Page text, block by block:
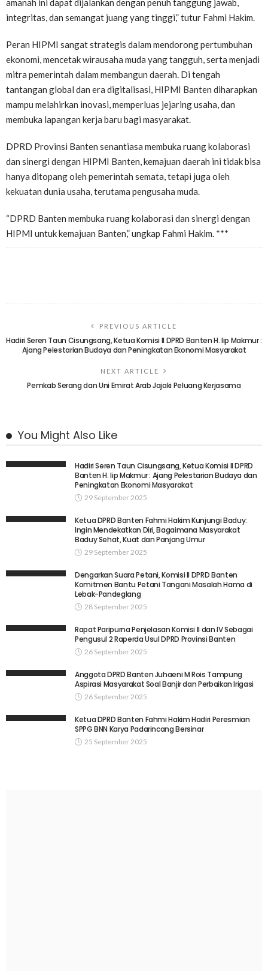
amanah ini dapat dijalankan dengan penuh tanggung jawab,
integritas, dan semangat juang yang tinggi,” tutur Fahmi Hakim.
Peran HIPMI sangat strategis dalam mendorong pertumbuhan
ekonomi, mencetak wirausaha muda yang tangguh, serta menjadi
mitra pemerintah dalam membangun daerah. Di tengah
tantangan global dan era digitalisasi, HIPMI Banten diharapkan
mampu melahirkan inovasi, memperluas jejaring usaha, dan
membuka lapangan kerja baru bagi masyarakat.
DPRD Provinsi Banten senantiasa membuka ruang kolaborasi
dan sinergi dengan HIPMI Banten, kemajuan daerah ini tidak bisa
hanya ditopang oleh pemerintah semata, tetapi juga oleh
kekuatan dunia usaha, terutama pengusaha muda.
“DPRD Banten membuka ruang kolaborasi dan sinergi dengan
HIPMI untuk kemajuan Banten,” ungkap Fahmi Hakim. ***
PREVIOUS ARTICLE
Hadiri Seren Taun Cisungsang, Ketua Komisi II DPRD Banten H. Iip Makmur :
Ajang Pelestarian Budaya dan Peningkatan Ekonomi Masyarakat
NEXT ARTICLE
Pemkab Serang dan Uni Emirat Arab Jajaki Peluang Kerjasama
You Might Also Like
Hadiri Seren Taun Cisungsang, Ketua Komisi II DPRD
Banten H. Iip Makmur : Ajang Pelestarian Budaya dan
Peningkatan Ekonomi Masyarakat
29 September 2025
Ketua DPRD Banten Fahmi Hakim Kunjungi Baduy:
Ingin Mendekatkan Diri, Bagaimana Masyarakat
Baduy Sehat, Kuat dan Panjang Umur
29 September 2025
Dengarkan Suara Petani, Komisi II DPRD Banten
Komitmen Bantu Petani Tangani Masalah Hama di
Lebak-Pandeglang
28 September 2025
Rapat Paripurna Penjelasan Komisi II dan IV Sebagai
Pengusul 2 Raperda Usul DPRD Provinsi Banten
26 September 2025
Anggota DPRD Banten Juhaeni M Rois Tampung
Aspirasi Masyarakat Soal Banjir dan Perbaikan Irigasi
26 September 2025
Ketua DPRD Banten Fahmi Hakim Hadiri Peresmian
SPPG BNN Karya Padarincang Bersinar
25 September 2025